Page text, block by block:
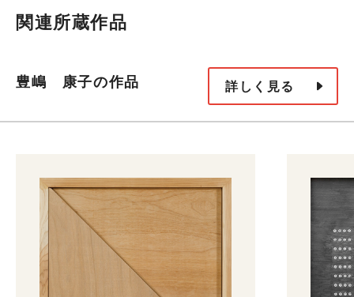
関連所蔵作品
豊嶋 康子の作品 詳しく見る